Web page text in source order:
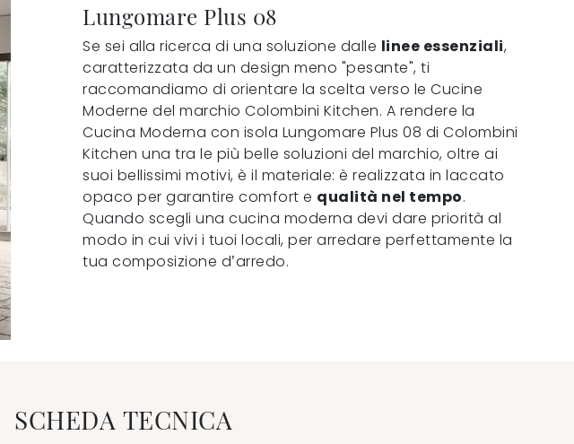
Lungomare Plus 08
Se sei alla ricerca di una soluzione dalle linee essenziali,
caratterizzata da un design meno "pesante", ti
raccomandiamo di orientare la scelta verso le Cucine
Moderne del marchio Colombini Kitchen. A rendere la
Cucina Moderna con isola Lungomare Plus 08 di Colombini
Kitchen una tra le più belle soluzioni del marchio, oltre ai
suoi bellissimi motivi, è il materiale: è realizzata in laccato
opaco per garantire comfort e qualità nel tempo.
Quando scegli una cucina moderna devi dare priorità al
modo in cui vivi i tuoi locali, per arredare perfettamente la
tua composizione d’arredo.
SCHEDA TECNICA